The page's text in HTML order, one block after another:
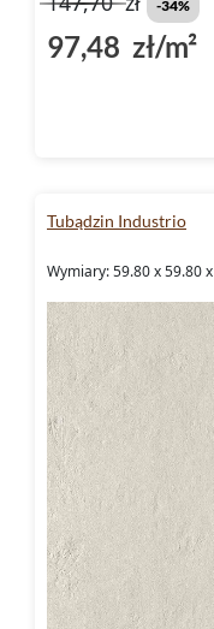
-34%
97,48 zł/m²
Tubądzin Industrio
Wymiary: 59.80 x 59.80